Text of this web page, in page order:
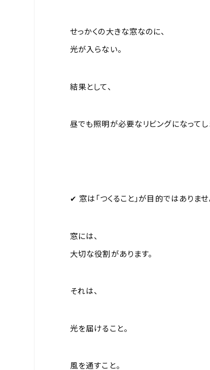
せっかくの大きな窓なのに、
光が入らない。
結果として、
昼でも照明が必要なリビングになってし
✔ 窓は「つくること」が目的ではありま
窓には、
大切な役割があります。
それは、
光を届けること。
風を通すこと。